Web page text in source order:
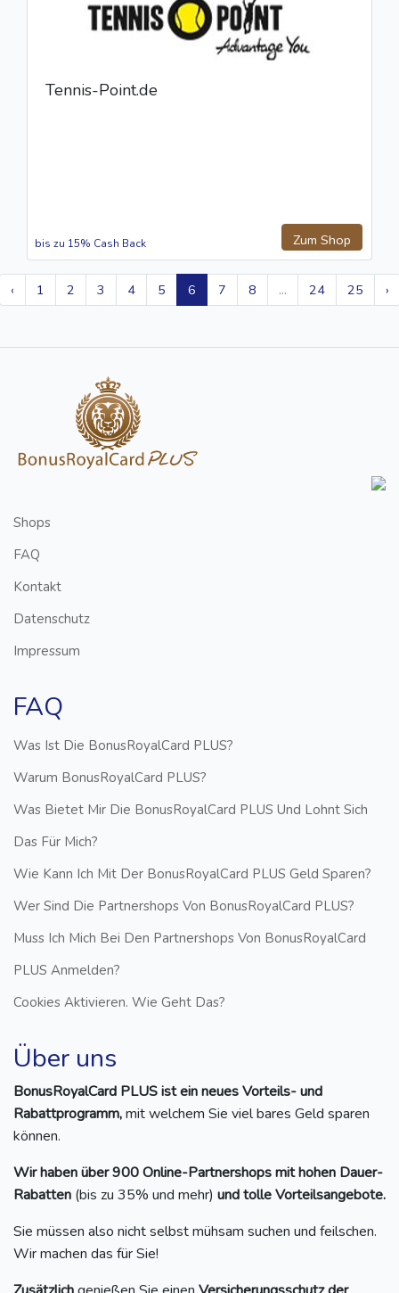
Tennis-Point.de
Zum Shop
bis zu 15% Cash Back
‹ 1 2 3 4 5 6 7 8 ... 24 25 ›
Shops
FAQ
Kontakt
Datenschutz
Impressum
FAQ
Was Ist Die BonusRoyalCard PLUS?
Warum BonusRoyalCard PLUS?
Was Bietet Mir Die BonusRoyalCard PLUS Und Lohnt Sich
Das Für Mich?
Wie Kann Ich Mit Der BonusRoyalCard PLUS Geld Sparen?
Wer Sind Die Partnershops Von BonusRoyalCard PLUS?
Muss Ich Mich Bei Den Partnershops Von BonusRoyalCard
PLUS Anmelden?
Cookies Aktivieren. Wie Geht Das?
Über uns
BonusRoyalCard PLUS ist ein neues Vorteils- und
Rabattprogramm,mit welchem Sie viel bares Geld sparen
können.
Wir haben über 900 Online-Partnershops mit hohen Dauer-
Rabatten (bis zu 35% und mehr) und tolle Vorteilsangebote.
Sie müssen also nicht selbst mühsam suchen und feilschen.
Wir machen das für Sie!